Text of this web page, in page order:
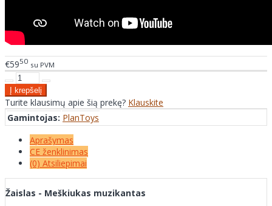
€5950 su PVM
Turite klausimų apie šią prekę? Klauskite
Gamintojas: PlanToys
Aprašymas
CE ženklinimas
(0) Atsiliepimai
Žaislas - Meškiukas muzikantas